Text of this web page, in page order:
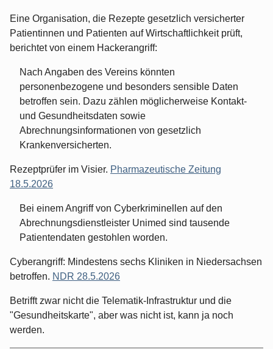
Eine Organisation, die Rezepte gesetzlich versicherter
Patientinnen und Patienten auf Wirtschaftlichkeit prüft,
berichtet von einem Hackerangriff:
Nach Angaben des Vereins könnten
personenbezogene und besonders sensible Daten
betroffen sein. Dazu zählen möglicherweise Kontakt-
und Gesundheitsdaten sowie
Abrechnungsinformationen von gesetzlich
Krankenversicherten.
Rezeptprüfer im Visier. Pharmazeutische Zeitung
18.5.2026
Bei einem Angriff von Cyberkriminellen auf den
Abrechnungsdienstleister Unimed sind tausende
Patientendaten gestohlen worden.
Cyberangriff: Mindestens sechs Kliniken in Niedersachsen
betroffen. NDR 28.5.2026
Betrifft zwar nicht die Telematik-Infrastruktur und die
"Gesundheitskarte", aber was nicht ist, kann ja noch
werden.